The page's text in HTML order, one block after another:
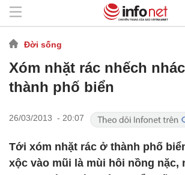
Đời sống
Xóm nhặt rác nhếch
thành phố biển
26/03/2013 - 20:07
Tới xóm nhặt rác ở thành phố
xộc vào mũi là mùi hôi nồng nặc,